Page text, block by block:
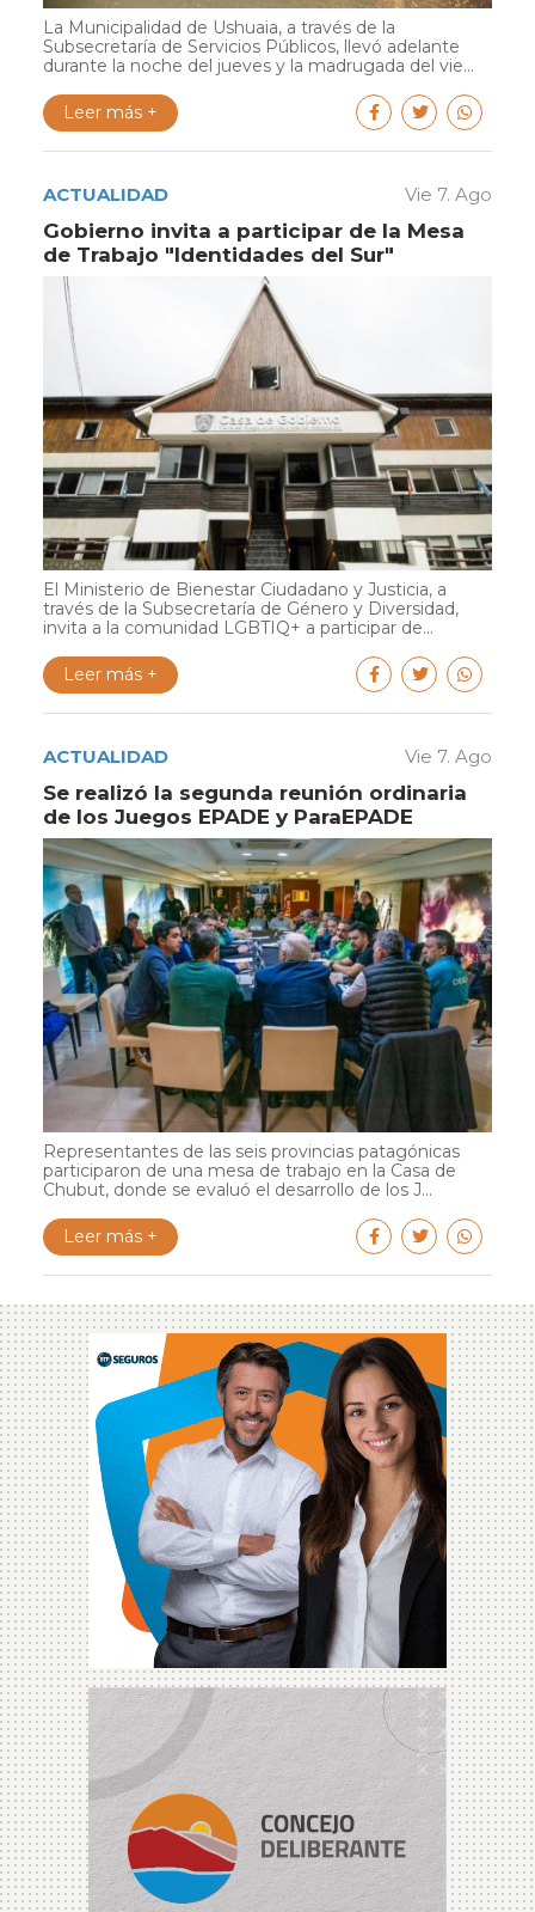
La Municipalidad de Ushuaia, a través de la
Subsecretaría de Servicios Públicos, llevó adelante
durante la noche del jueves y la madrugada del vie...
Leer más +
ACTUALIDAD Vie 7. Ago
Gobierno invita a participar de la Mesa
de Trabajo "Identidades del Sur"
El Ministerio de Bienestar Ciudadano y Justicia, a
través de la Subsecretaría de Género y Diversidad,
invita a la comunidad LGBTIQ+ a participar de...
Leer más +
ACTUALIDAD Vie 7. Ago
Se realizó la segunda reunión ordinaria
de los Juegos EPADE y ParaEPADE
Representantes de las seis provincias patagónicas
participaron de una mesa de trabajo en la Casa de
Chubut, donde se evaluó el desarrollo de los J...
Leer más +